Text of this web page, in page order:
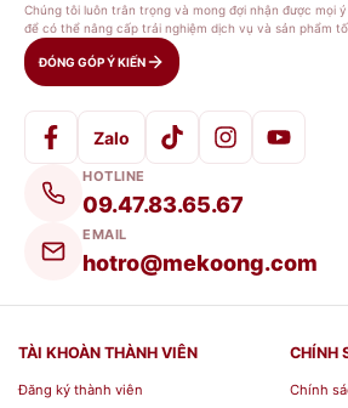
TOP 10 mẫu quà tặng gốm sứ bộ
đẹp[/caption] [caption
align="aligncenter" width="800"]
Chúng tôi luôn trân trọng và mong đợi nhận được mọi
để có thể nâng cấp trải nghiệm dịch vụ và sản phẩm
ĐÓNG GÓP Ý KIẾN
Zalo
HOTLINE
09.47.83.65.67
EMAIL
hotro@mekoong.com
TÀI KHOÀN THÀNH VIÊN
Đăng ký thành viên
CHÍNH
Chính